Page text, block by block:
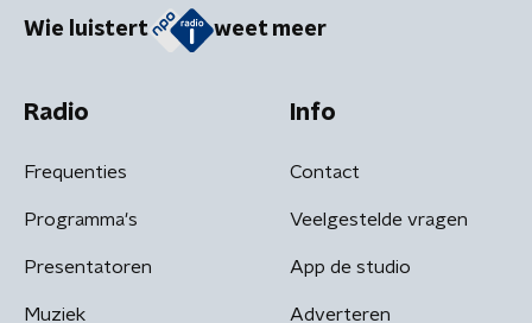
Wie luistert weet meer
Radio
Frequenties
Programma's
Presentatoren
Muziek
Info
Contact
Veelgestelde vragen
App de studio
Adverteren